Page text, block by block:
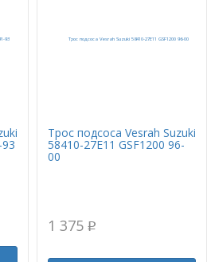
Трос подсоса Vesrah Suzuki
58410-27E11 GSF1200 96-
00
1 375 p